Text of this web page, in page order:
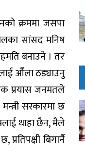
क्रममा जसपा
सांसद मनिष
बनाउने । तर
औँला ठड्याउनु
प्रयास जनमतले
सरकारमा छ
थाहा छैन, मैले
बिगार्नै